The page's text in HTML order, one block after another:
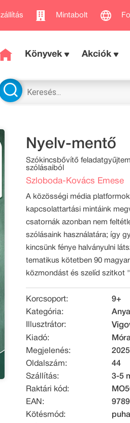
Mintabolt
Könyvek Akciók
Nyelv-mentő
Szókincsbővítő
szólásaiból
Szloboda-Kovács Emese
A közösségi média platformok
kapcsolattartási mintáink
csatornák azonban nem
szólásaink használatára; így
kincsünk fénye halványulni
tematikus kötetben 90
közmondást és szelíd szitkot
Korcsoport:
9+
Kategória:
Illusztrátor:
Kiadó:
Megjelenés:
Oldalszám:
44
Szállítás:
3-5
Raktári kód:
EAN:
Kötésmód: